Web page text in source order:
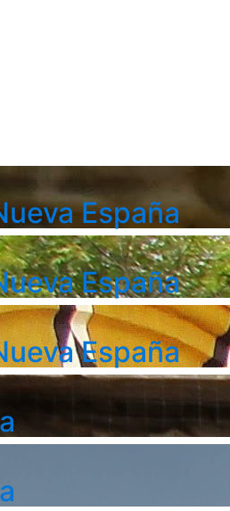
España
España
España